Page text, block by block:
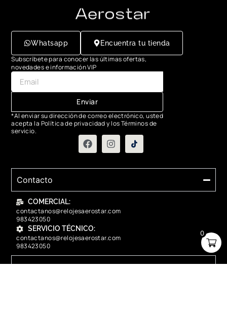
0
Whatsapp Encuentra tu tienda
Subscríbete para conocer las últimas ofertas,
novedades e información VIP
Enviar
*Al enviar su dirección de correo electrónico, usted
acepta la Política de privacidad y los Términos de
servicio.
Contacto
COMERCIAL:
contactanos@relojesaerostar.com
983423050
SERVICIO TÉCNICO:
contactanos@relojesaerostar.com
983423050
Acerca de Aerostar